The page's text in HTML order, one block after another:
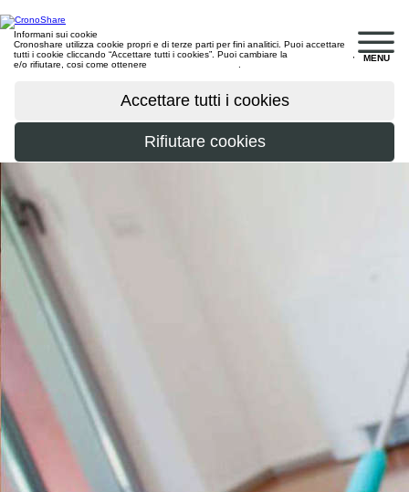
MENU
Informani sui cookie
Cronoshare utilizza cookie propri e di terze parti per fini analitici. Puoi accettare
tutti i cookie cliccando “Accettare tutti i cookies”. Puoi cambiare la
e/o rifiutare, cosi come ottenere